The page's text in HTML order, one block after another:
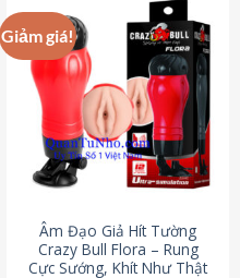
Giảm giá!
Âm Đạo Giả Hít Tường
Crazy Bull Flora – Rung
Cực Sướng, Khít Như Thật